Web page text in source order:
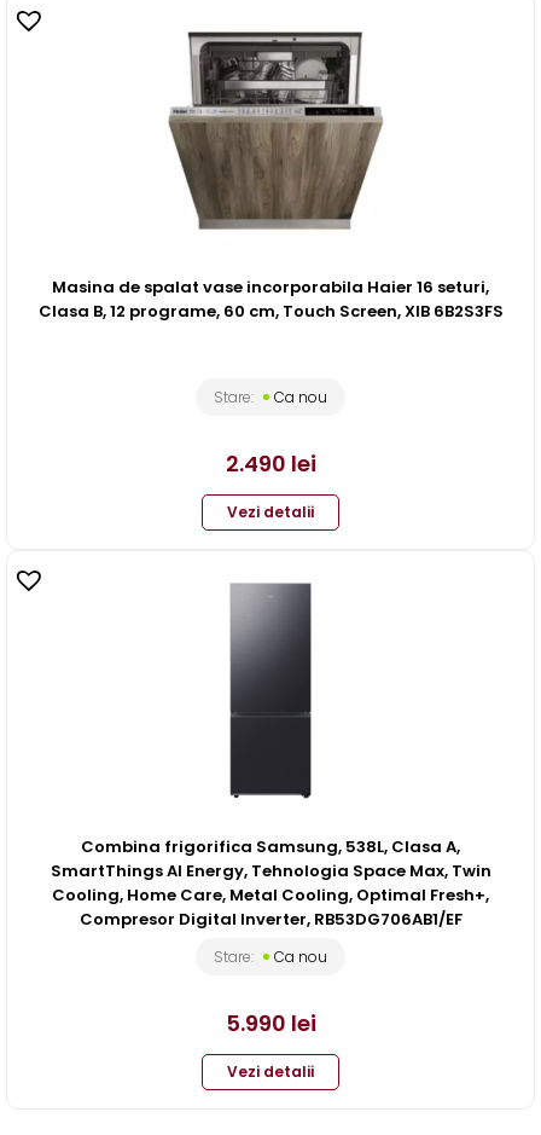
Masina de spalat vase incorporabila Haier 16 seturi,
Clasa B, 12 programe, 60 cm, Touch Screen, XIB 6B2S3FS
Stare: Ca nou
2.490 lei
Vezi detalii
Combina frigorifica Samsung, 538L, Clasa A,
SmartThings AI Energy, Tehnologia Space Max, Twin
Cooling, Home Care, Metal Cooling, Optimal Fresh+,
Compresor Digital Inverter, RB53DG706AB1/EF
Stare: Ca nou
5.990 lei
Vezi detalii